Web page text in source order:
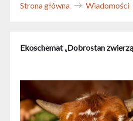
Strona główna Wiadomości
Ekoschemat „Dobrostan